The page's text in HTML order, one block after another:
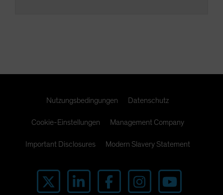
Nutzungsbedingungen Datenschutz
Cookie-Einstellungen Management Company
Important Disclosures Modern Slavery Statement